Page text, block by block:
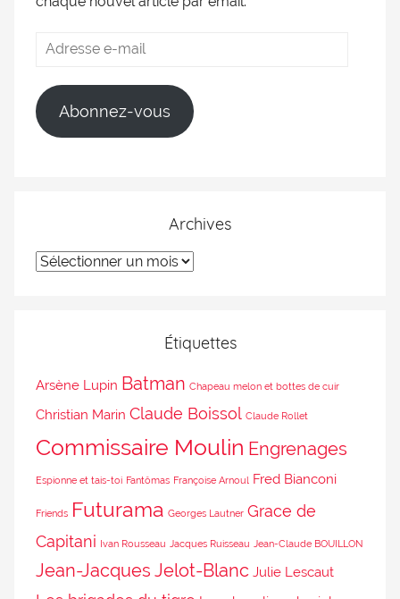
Abonnez-vous
Archives
Étiquettes
Arsène Lupin Batman Chapeau melon et bottes de cuir
Christian Marin Claude Boissol Claude Rollet
Commissaire Moulin Engrenages
Espionne et tais-toi Fantômas Françoise Arnoul Fred Bianconi
Friends Futurama Georges Lautner Grace de
Capitani
Ivan Rousseau Jacques Ruisseau Jean-Claude BOUILLON
Jean-Jacques Jelot-Blanc Julie Lescaut